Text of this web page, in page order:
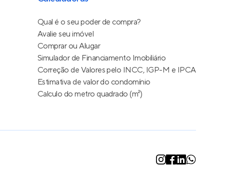
Qual é o seu poder de compra?
Avalie seu imóvel
Comprar ou Alugar
Simulador de Financiamento Imobiliário
Correção de Valores pelo INCC, IGP-M e IPCA
Estimativa de valor do condomínio
Calculo do metro quadrado (m²)